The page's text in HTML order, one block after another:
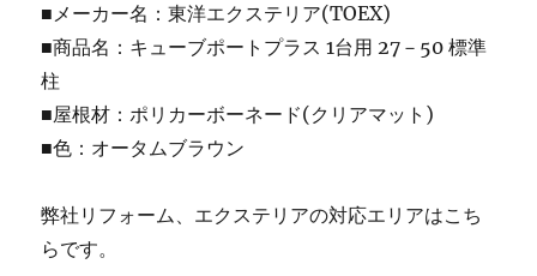
■メーカー名：東洋エクステリア(TOEX)
■商品名：キューブポートプラス 1台用 27－50 標準
柱
■屋根材：ポリカーボーネード(クリアマット)
■色：オータムブラウン
弊社リフォーム、エクステリアの対応エリアはこち
らです。